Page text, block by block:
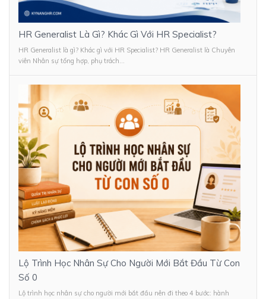
HR Generalist Là Gì? Khác Gì Với HR Specialist?
HR Generalist là gì? Khác gì với HR Specialist? HR Generalist là Chuyên
viên Nhân sự tổng hợp, phụ trách...
Lộ Trình Học Nhân Sự Cho Người Mới Bắt Đầu Từ Con
Số 0
Lộ trình học nhân sự cho người mới bắt đầu nên đi theo 4 bước: hành